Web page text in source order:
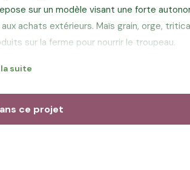
sur un modèle visant une forte
achats extérieurs. Maïs grain, orge,
sur la ferme pour nourrir le troupeau.
de sa mère, de son frère et de sa belle-
qui permet de faire vivre une
animaux. Le lait est collecté tous les trois
de la filière laitière caprine française,
suite
ce projet